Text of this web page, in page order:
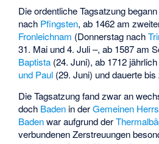
Die ordentliche Tagsatzung
nach Pfingsten, ab 1462 am
Fronleichnam (Donnerstag nach
31. Mai und 4. Juli –, ab 1587 am
Baptista (24. Juni), ab 1712
und Paul (29. Juni) und dauerte
Die Tagsatzung fand zwar an
doch Baden in derGemeinen
Badenwar aufgrund der
verbundenen Zerstreuungen